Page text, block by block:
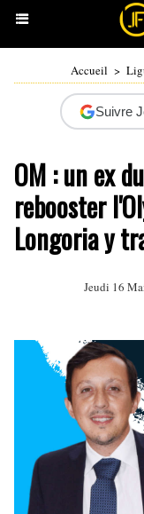
Accueil >
Suivre
OM : un ex
rebooster
Longoria y
Jeudi 16